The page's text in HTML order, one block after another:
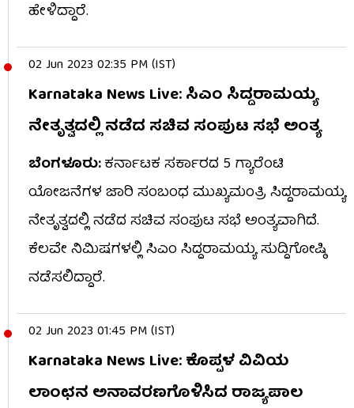
ಹೇಳಿದ್ದಾರೆ.
02 Jun 2023 02:35 PM (IST)
Karnataka News Live: ಸಿಎಂ ಸಿದ್ದರಾಮಯ್ಯ
ನೇತೃತ್ವದಲ್ಲಿ ನಡೆದ ಸಚಿವ ಸಂಪುಟ ಸಭೆ ಅಂತ್ಯ
ಬೆಂಗಳೂರು:ಕರ್ನಾಟಕ ಸರ್ಕಾರದ 5 ಗ್ಯಾರೆಂಟಿ
ಯೋಜನೆಗಳ ಜಾರಿ ಸಂಬಂಧ ಮುಖ್ಯಮಂತ್ರಿ ಸಿದ್ದರಾಮಯ್ಯ
ನೇತೃತ್ವದಲ್ಲಿ ನಡೆದ ಸಚಿವ ಸಂಪುಟ ಸಭೆ ಅಂತ್ಯವಾಗಿದೆ.
ಕೆಲವೇ ನಿಮಿಷಗಳಲ್ಲಿ ಸಿಎಂ ಸಿದ್ದರಾಮಯ್ಯ ಸುದ್ದಿಗೋಷ್ಠಿ
ನಡೆಸಲಿದ್ದಾರೆ.
02 Jun 2023 01:45 PM (IST)
Karnataka News Live: ಕೊಪ್ಪಳ ವಿವಿಯ
ಲಾಂಛನ ಅನಾವರಣಗೊಳಿಸಿದ ರಾಜ್ಯಪಾಲ